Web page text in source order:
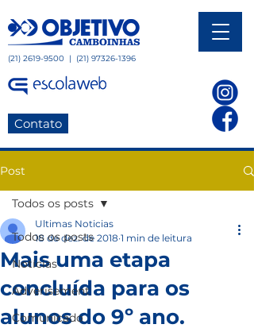
(21) 2619-9500 | (21) 97326-1396
Contato
Post
Todos os posts
Notícias
Adverisement
Comunicado
Todos os posts
Mais uma etapa
concluída para os
alunos do 9º ano.
Ultimas Noticias
18 de dez. de 2018 1 min de leitura